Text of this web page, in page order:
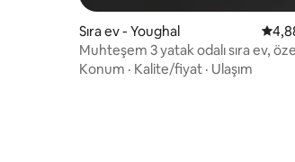
Sıra ev - Youghal 5
Muhteşem 3 yatak odalı sıra ev,
otopark
Konum · Kalite/fiyat · Ulaşım